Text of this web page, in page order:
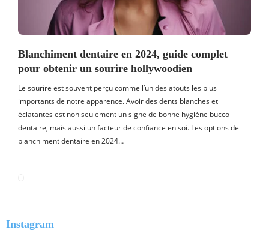
Blanchiment dentaire en 2024, guide complet
pour obtenir un sourire hollywoodien
Le sourire est souvent perçu comme l’un des atouts les plus
importants de notre apparence. Avoir des dents blanches et
éclatantes est non seulement un signe de bonne hygiène bucco-
dentaire, mais aussi un facteur de confiance en soi. Les options de
blanchiment dentaire en 2024…
Instagram